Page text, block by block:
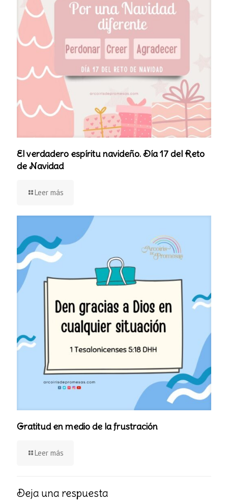
El verdadero espíritu navideño. Día 17 del Reto
de Navidad
Leer más
Gratitud en medio de la frustración
Leer más
Deja una respuesta